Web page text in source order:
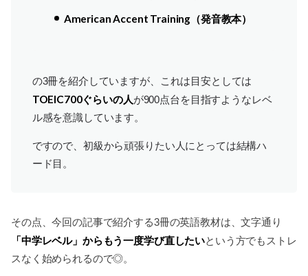
American Accent Training（発音教本）
の3冊を紹介していますが、これは目安としては
TOEIC700ぐらいの人が900点台を目指すようなレベ
ル感を意識しています。
ですので、初級から頑張りたい人にとっては結構ハ
ード目。
その点、今回の記事で紹介する3冊の英語教材は、文字通り
「中学レベル」からもう一度学び直したいという方でもストレ
スなく始められるので◎。